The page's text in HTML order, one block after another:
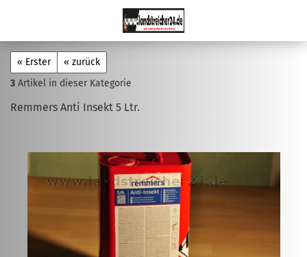
« Erster
« zurück
3 Artikel in dieser Kategorie
Remmers Anti Insekt 5 Ltr.